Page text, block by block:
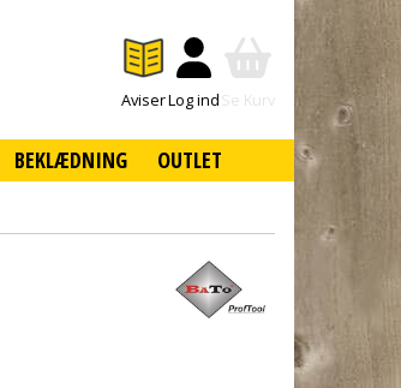
BEKLÆDNING OUTLET
AviserLog indSe Kurv